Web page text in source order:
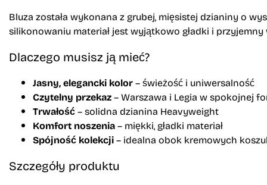
Bluza została wykonana z grubej, mięsistej dzianiny o
silikonowaniu materiał jest wyjątkowo gładki i
Dlaczego musisz ją mieć?
Jasny, elegancki kolor– świeżość i uniwersalność
Czytelny przekaz– Warszawa i Legia w spokojnej
Trwałość– solidna dzianina Heavyweight
Komfort noszenia– miękki, gładki materiał
Spójność kolekcji– idealna obok kremowych
Szczegóły produktu